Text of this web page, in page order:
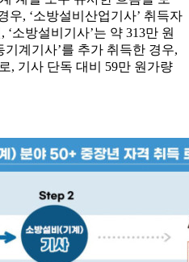
우, ‘소방설비산업기사’ 취득자
소방설비기사’는 약 313만 원
계기사’를 추가 취득한 경우,
, 기사 단독 대비 59만 원가량